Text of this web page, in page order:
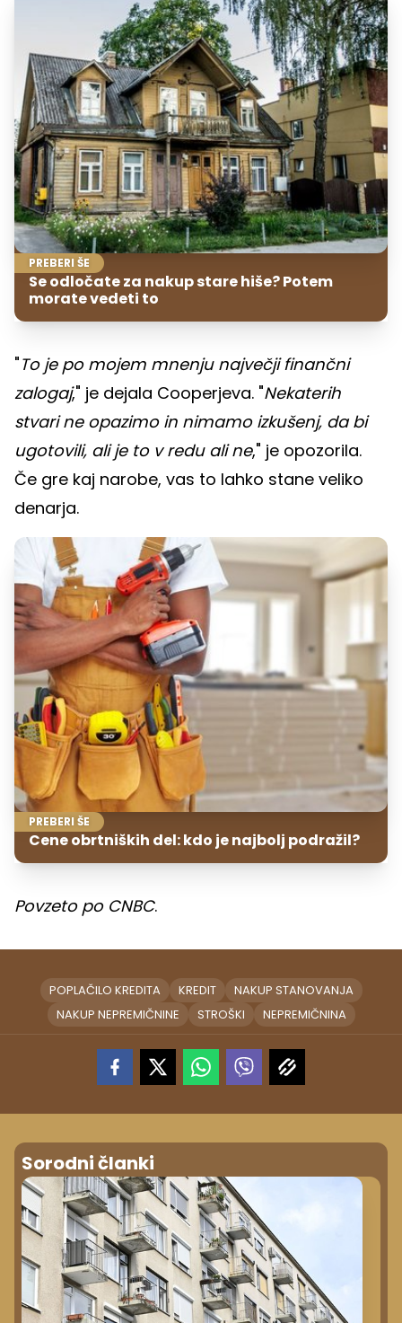
PREBERI ŠE
Se odločate za nakup stare hiše? Potem
morate vedeti to
"To je po mojem mnenju največji finančni
zalogaj," je dejala Cooperjeva. "Nekaterih
stvari ne opazimo in nimamo izkušenj, da bi
ugotovili, ali je to v redu ali ne," je opozorila.
Če gre kaj narobe, vas to lahko stane veliko
denarja.
PREBERI ŠE
Cene obrtniških del: kdo je najbolj podražil?
Povzeto po CNBC.
POPLAČILO KREDITA KREDIT
NAKUP STANOVANJA
NAKUP NEPREMIČNINE
STROŠKI NEPREMIČNINA
Sorodni članki